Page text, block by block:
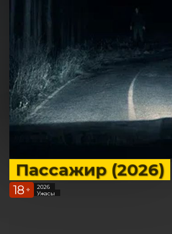
Пассажир (2026)
18 +
2026
Ужасы